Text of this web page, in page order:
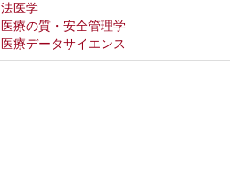
法医学
医療の質・安全管理学
医療データサイエンス